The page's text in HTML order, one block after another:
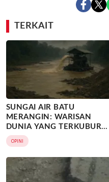
TERKAIT
SUNGAI AIR BATU
MERANGIN: WARISAN
DUNIA YANG TERKUBUR
TAMBANG ILEGAL
OPINI